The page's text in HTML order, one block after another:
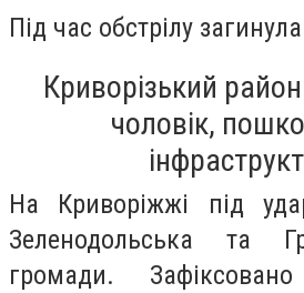
Під час обстрілу
Криворізький
чоловік,
На Криворіжжі під
Зеленодольська та
громади.